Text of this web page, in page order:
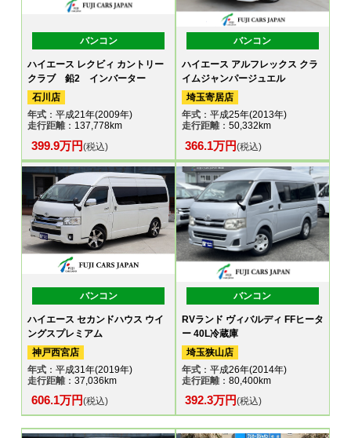
バンコン
ハイエース レクビィ カントリー
クラブ 鉛2 インバーター
石川店
年式 ：平成21年(2009年)
走行距離：137,778km
399.9万円(税込)
バンコン
ハイエース アルフレックス クラ
イムジャンパージュエル
埼玉寄居店
年式：平成25年(2013年)
走行距離：50,332km
366.1万円(税込)
バンコン
ハイエース セカンドハウス ウイ
ングスプレミアム
神戸西宮店
年式 ：平成31年(2019年)
走行距離：37,036km
606.1万円(税込)
バンコン
RVランド ヴィバルディ FFヒータ
ー 40L冷蔵庫
埼玉狭山店
年式：平成26年(2014年)
走行距離：80,400km
392.3万円(税込)